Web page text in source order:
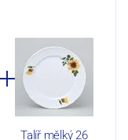
Talíř mělký 26